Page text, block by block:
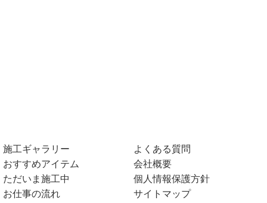
施工ギャラリー
おすすめアイテム
ただいま施工中
お仕事の流れ
よくある質問
会社概要
個人情報保護方針
サイトマップ